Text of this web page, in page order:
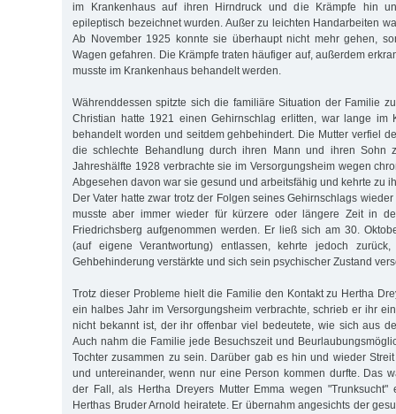
im Krankenhaus auf ihren Hirndruck und die Krämpfe hin
epileptisch bezeichnet wurden. Außer zu leichten Handarbeiten
Ab November 1925 konnte sie überhaupt nicht mehr gehen,
Wagen gefahren. Die Krämpfe traten häufiger auf, außerdem
musste im Krankenhaus behandelt werden.
Währenddessen spitzte sich die familiäre Situation der Familie
Christian hatte 1921 einen Gehirnschlag erlitten, war lange im
behandelt worden und seitdem gehbehindert. Die Mutter verfiel
die schlechte Behandlung durch ihren Mann und ihren Sohn
Jahreshälfte 1928 verbrachte sie im Versorgungsheim wegen
Abgesehen davon war sie gesund und arbeitsfähig und kehrte zu
Der Vater hatte zwar trotz der Folgen seines Gehirnschlags
musste aber immer wieder für kürzere oder längere Zeit in
Friedrichsberg aufgenommen werden. Er ließ sich am 30.
(auf eigene Verantwortung) entlassen, kehrte jedoch
Gehbehinderung verstärkte und sich sein psychischer Zustand
Trotz dieser Probleme hielt die Familie den Kontakt zu Hertha
ein halbes Jahr im Versorgungsheim verbrachte, schrieb er ihr
nicht bekannt ist, der ihr offenbar viel bedeutete, wie sich aus
Auch nahm die Familie jede Besuchszeit und
Tochter zusammen zu sein. Darüber gab es hin und wieder
und untereinander, wenn nur eine Person kommen durfte. Das
der Fall, als Hertha Dreyers Mutter Emma wegen "Trunksucht"
Herthas Bruder Arnold heiratete. Er übernahm angesichts der